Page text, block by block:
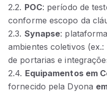
2.2. POC: período de
conforme escopo da
2.3. Synapse:
ambientes coletivos
de portarias e
2.4. Equipamentos em
fornecido pela Dyona